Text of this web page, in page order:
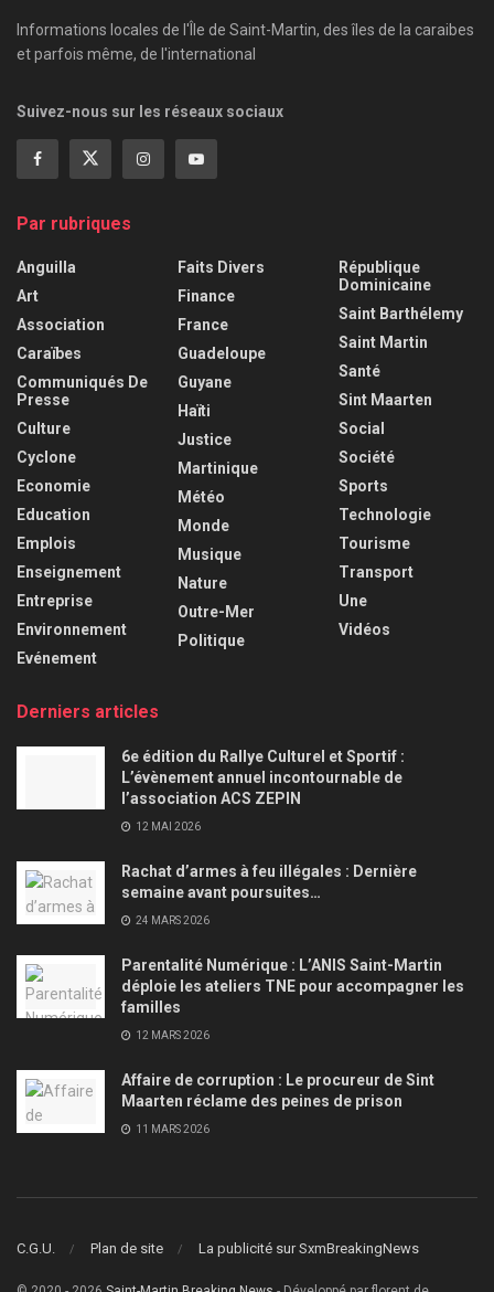
Informations locales de l'Île de Saint-Martin, des îles de la caraibes
et parfois même, de l'international
Suivez-nous sur les réseaux sociaux
Par rubriques
Anguilla
Art
Association
Caraïbes
Communiqués De
Presse
Culture
Cyclone
Economie
Education
Emplois
Enseignement
Entreprise
Environnement
Evénement
Faits Divers
Finance
France
Guadeloupe
Guyane
Haïti
Justice
Martinique
Météo
Monde
Musique
Nature
Outre-Mer
Politique
République
Dominicaine
Saint Barthélemy
Saint Martin
Santé
Sint Maarten
Social
Société
Sports
Technologie
Tourisme
Transport
Une
Vidéos
Derniers articles
6e édition du Rallye Culturel et Sportif :
L’évènement annuel incontournable de
l’association ACS ZEPIN
12 MAI 2026
Rachat d’armes à feu illégales : Dernière
semaine avant poursuites…
24 MARS 2026
Parentalité Numérique : L’ANIS Saint-Martin
déploie les ateliers TNE pour accompagner les
familles
12 MARS 2026
Affaire de corruption : Le procureur de Sint
Maarten réclame des peines de prison
11 MARS 2026
C.G.U. Plan de site La publicité sur SxmBreakingNews